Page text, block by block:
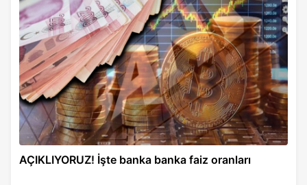
AÇIKLIYORUZ! İşte banka banka faiz oranları